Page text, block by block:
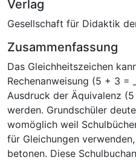
Verlag
Gesellschaft für Didaktik
Zusammenfassung
Das Gleichheitszeichen
Rechenanweisung (5 + 3 =
Ausdruck der Äquivalenz
werden. Grundschüler
womöglich weil
für Gleichungen
betonen. Diese